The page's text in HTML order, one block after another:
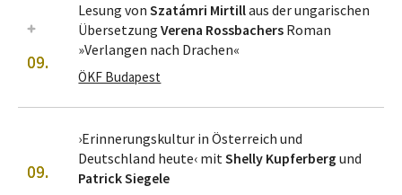
09.
Lesung vonSzatámri Mirtillaus der ungarischen
ÜbersetzungVerena Rossbachers Roman
»Verlangen nach Drachen«
ÖKF Budapest
09.
›Erinnerungskultur in Österreich und
Deutschland heute‹ mitShelly Kupferberg und
Patrick Siegele